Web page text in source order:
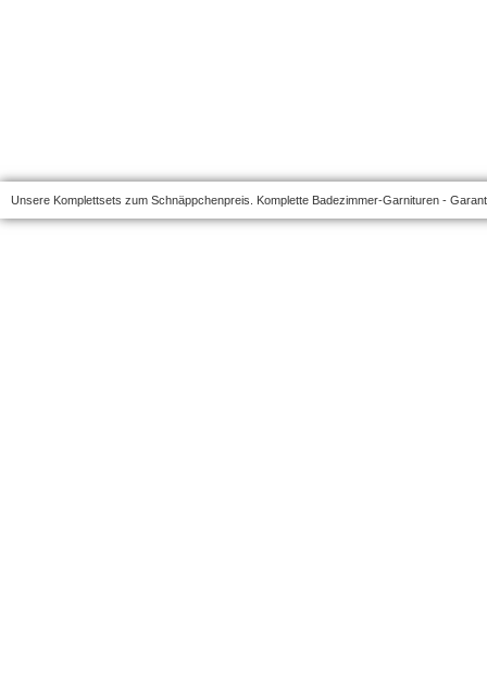
Unsere Komplettsets zum Schnäppchenpreis. Komplette Badezimmer-Garnituren -